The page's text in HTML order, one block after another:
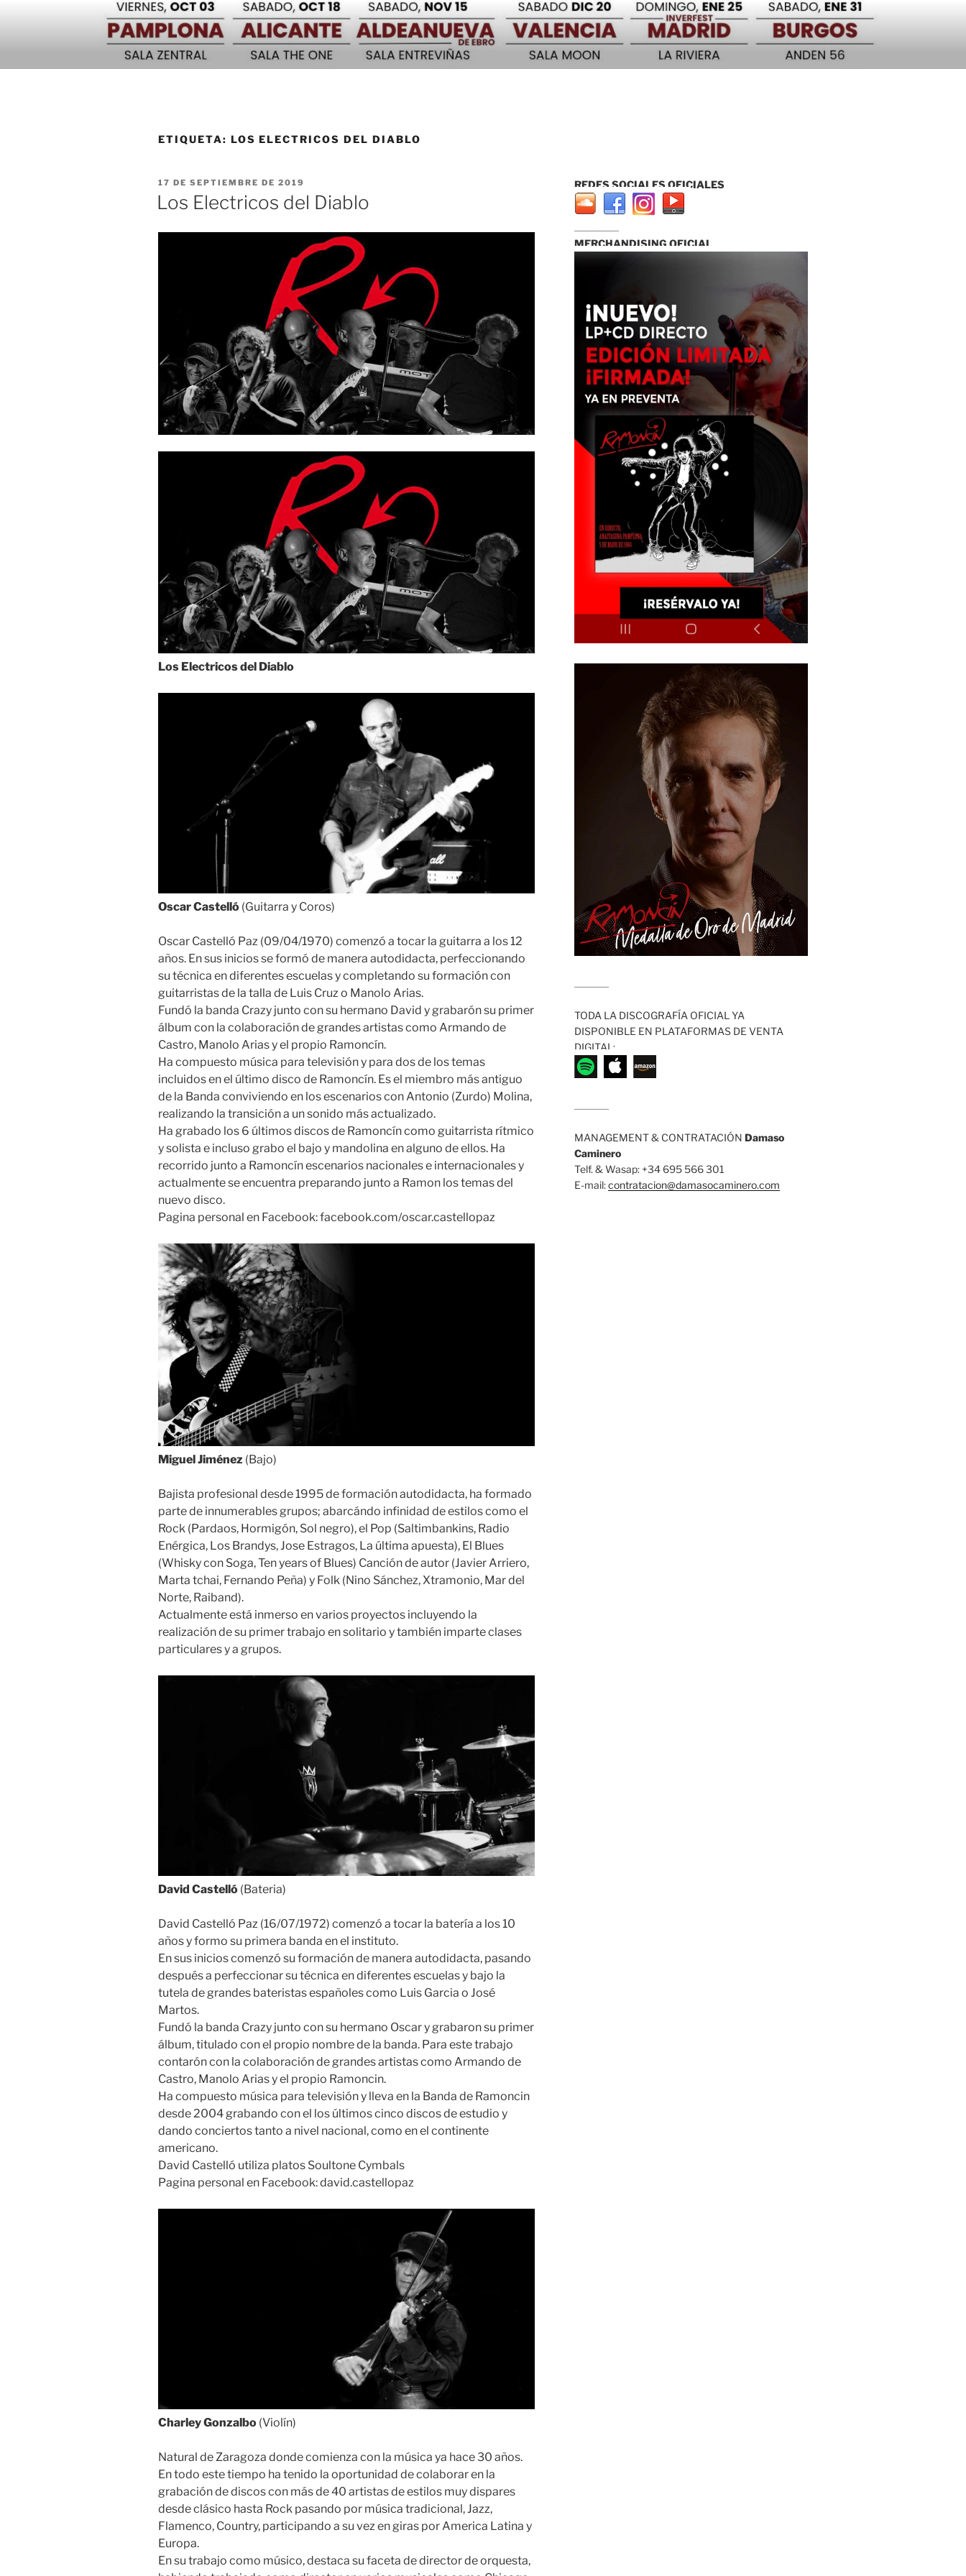
ETIQUETA: LOS ELECTRICOS DEL DIABLO
PUBLICADO
EL
17 DE SEPTIEMBRE DE 2019
Los Electricos del Diablo
Los Electricos del Diablo
Oscar Castelló (Guitarra y Coros)
Oscar Castelló Paz (09/04/1970) comenzó a tocar la guitarra a los 12
años. En sus inicios se formó de manera autodidacta, perfeccionando
su técnica en diferentes escuelas y completando su formación con
guitarristas de la talla de Luis Cruz o Manolo Arias.
Fundó la banda Crazy junto con su hermano David y grabarón su primer
álbum con la colaboración de grandes artistas como Armando de
Castro, Manolo Arias y el propio Ramoncín.
Ha compuesto música para televisión y para dos de los temas
incluidos en el último disco de Ramoncín. Es el miembro más antiguo
de la Banda conviviendo en los escenarios con Antonio (Zurdo) Molina,
realizando la transición a un sonido más actualizado.
Ha grabado los 6 últimos discos de Ramoncín como guitarrista rítmico
y solista e incluso grabo el bajo y mandolina en alguno de ellos. Ha
recorrido junto a Ramoncín escenarios nacionales e internacionales y
actualmente se encuentra preparando junto a Ramon los temas del
nuevo disco.
Pagina personal en Facebook: facebook.com/oscar.castellopaz
Miguel Jiménez (Bajo)
Bajista profesional desde 1995 de formación autodidacta, ha formado
parte de innumerables grupos; abarcándo infinidad de estilos como el
Rock (Pardaos, Hormigón, Sol negro), el Pop (Saltimbankins, Radio
Enérgica, Los Brandys, Jose Estragos, La última apuesta), El Blues
(Whisky con Soga, Ten years of Blues) Canción de autor (Javier Arriero,
Marta tchai, Fernando Peña) y Folk (Nino Sánchez, Xtramonio, Mar del
Norte, Raiband).
Actualmente está inmerso en varios proyectos incluyendo la
realización de su primer trabajo en solitario y también imparte clases
particulares y a grupos.
David Castelló (Bateria)
David Castelló Paz (16/07/1972) comenzó a tocar la batería a los 10
años y formo su primera banda en el instituto.
En sus inicios comenzó su formación de manera autodidacta, pasando
después a perfeccionar su técnica en diferentes escuelas y bajo la
tutela de grandes bateristas españoles como Luis Garcia o José
Martos.
Fundó la banda Crazy junto con su hermano Oscar y grabaron su primer
álbum, titulado con el propio nombre de la banda. Para este trabajo
contarón con la colaboración de grandes artistas como Armando de
Castro, Manolo Arias y el propio Ramoncin.
Ha compuesto música para televisión y lleva en la Banda de Ramoncin
desde 2004 grabando con el los últimos cinco discos de estudio y
dando conciertos tanto a nivel nacional, como en el continente
americano.
David Castelló utiliza platos Soultone Cymbals
Pagina personal en Facebook: david.castellopaz
Charley Gonzalbo (Violín)
Natural de Zaragoza donde comienza con la música ya hace 30 años.
En todo este tiempo ha tenido la oportunidad de colaborar en la
grabación de discos con más de 40 artistas de estilos muy dispares
desde clásico hasta Rock pasando por música tradicional, Jazz,
Flamenco, Country, participando a su vez en giras por America Latina y
Europa.
En su trabajo como músico, destaca su faceta de director de orquesta,
REDES SOCIALES OFICIALES
MERCHANDISING OFICIAL
TODA LA DISCOGRAFÍA OFICIAL YA
DISPONIBLE EN PLATAFORMAS DE VENTA
DIGITAL:
MANAGEMENT & CONTRATACIÓN Damaso
Caminero
Telf. & Wasap: +34 695 566 301
E-mail:contratacion@damasocaminero.com